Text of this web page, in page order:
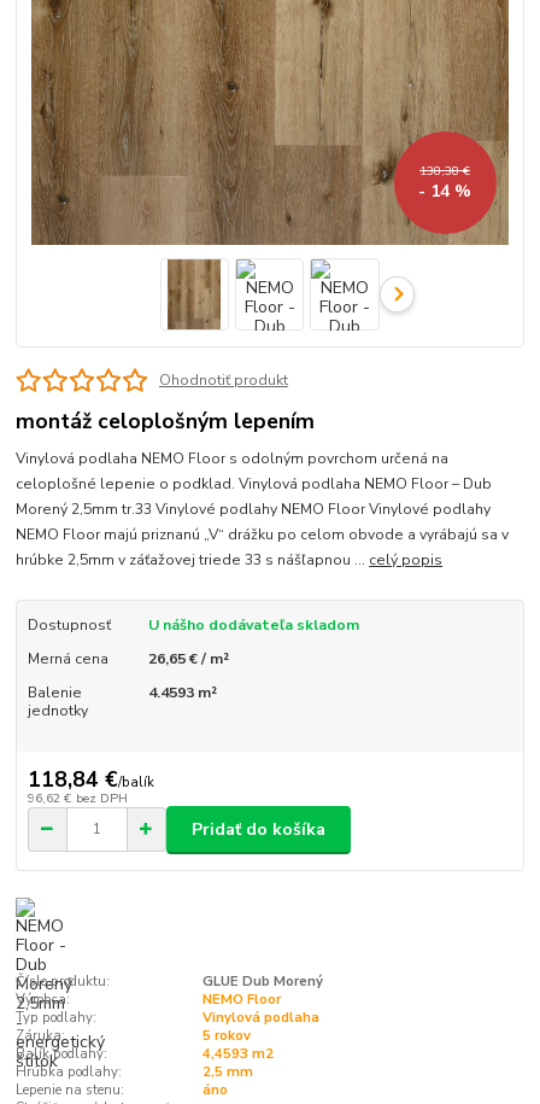
138,38 €
- 14 %
Ohodnotiť produkt
montáž celoplošným lepením
Vinylová podlaha NEMO Floor s odolným povrchom určená na
celoplošné lepenie o podklad. Vinylová podlaha NEMO Floor – Dub
Morený 2,5mm tr.33 Vinylové podlahy NEMO Floor Vinylové podlahy
NEMO Floor majú priznanú „V“ drážku po celom obvode a vyrábajú sa v
hrúbke 2,5mm v záťažovej triede 33 s nášľapnou ... celý popis
Dostupnosť
U nášho dodávateľa skladom
Merná cena
26,65 € / m²
Balenie
jednotky
4.4593 m²
118,84 €/balík
96,62 € bez DPH
Pridať do košíka
Číslo produktu:
GLUE Dub Morený
Výrobca:
NEMO Floor
Typ podlahy:
Vinylová podlaha
Záruka:
5 rokov
Balík podlahy:
4,4593 m2
Hrúbka podlahy:
2,5 mm
Lepenie na stenu:
áno